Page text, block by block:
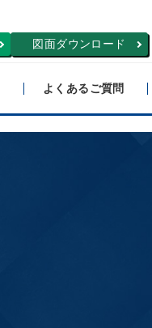
図面ダウンロード
よくあるご質問